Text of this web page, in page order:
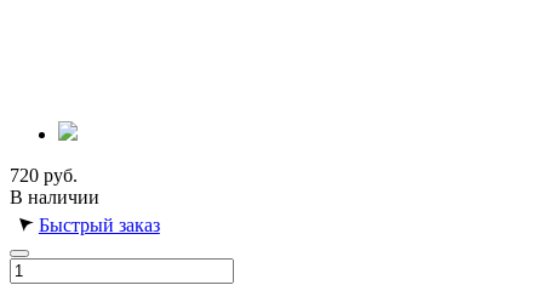
720 руб.
В наличии
Быстрый заказ